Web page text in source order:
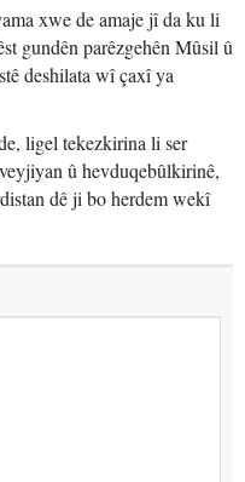
xwe de amaje jî da ku li
gundên parêzgehên Mûsil û
deshilata wî çaxî ya
ligel tekezkirina li ser
û hevduqebûlkirinê,
dê ji bo herdem wekî